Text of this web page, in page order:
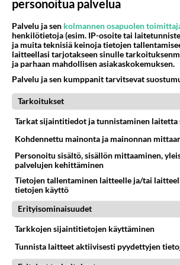
Kommentoi aloitusta...
Ketjusta on poistettu3
Takaisin ylös
LUETUIMMAT KESKUSTELUT
PÄIVÄ VIIKKO KUUKAUSI
Anteeksi arkuuteni
06.08.2026 16:54
Ikävä
06.08.2026 03:24
Maailman menoa
Kuka melkein täysi-ikäinen hukkui?
personoitua palvelua
Palvelu ja sen kolmannen osapuolen
henkilötietoja (esim. IP-osoite tai
ja muita teknisiä keinoja tietojen
laitteellasi tarjotakseen sinulle
ja parhaan mahdollisen asiakaskokemuksen.
Palvelu ja sen kumppanit tarvitsevat
Tarkoitukset
Tarkat sijaintitiedot ja tunnistaminen laitetta
Kohdennettu mainonta ja mainonnan
Personoitu sisältö, sisällön mittaaminen,
palvelujen kehittäminen
Tietojen tallentaminen laitteelle ja/tai
tietojen käyttö
Erityisominaisuudet
Tarkkojen sijaintitietojen käyttäminen
Tunnista laitteet aktiivisesti pyydettyjen